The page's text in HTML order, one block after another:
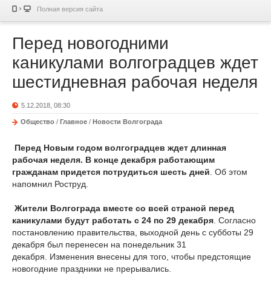
Полная версия сайта
Перед новогодними
каникулами волгоградцев ждет
шестидневная рабочая неделя
5.12.2018, 08:30
Общество / Главное / Новости Волгограда
Перед Новым годом волгоградцев ждет длинная
рабочая неделя. В конце декабря работающим
гражданам придется потрудиться шесть дней . Об этом
напомнил Роструд.
Жители Волгограда вместе со всей страной перед
каникулами будут работать с 24 по 29 декабря . Согласно
постановлению правительства, выходной день с субботы 29
декабря был перенесен на понедельник 31
декабря. Изменения внесены для того, чтобы предстоящие
новогодние праздники не прерывались.